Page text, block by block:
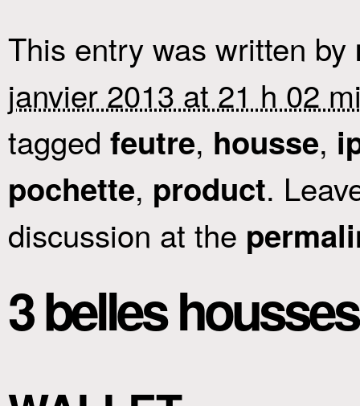
This entry was written by
janvier 2013 at 21 h 02
tagged feutre, housse,
pochette, product.
discussion at the
3 belles